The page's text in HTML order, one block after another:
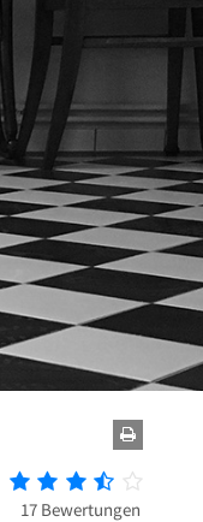
17 Bewertungen